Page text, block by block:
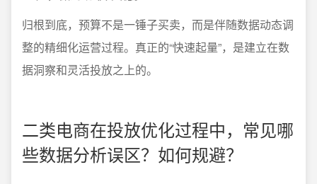
归根到底，预算不是一锤子买卖，而是伴随数据动态调
整的精细化运营过程。真正的“快速起量”，是建立在数
据洞察和灵活投放之上的。
二类电商在投放优化过程中，常见哪
些数据分析误区？如何规避？